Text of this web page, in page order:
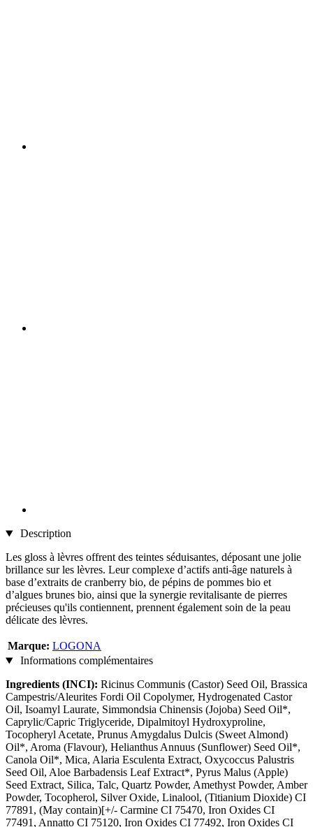
Description
Les gloss à lèvres offrent des teintes séduisantes, déposant une jolie
brillance sur les lèvres. Leur complexe d’actifs anti-âge naturels à
base d’extraits de cranberry bio, de pépins de pommes bio et
d’algues brunes bio, ainsi que la synergie revitalisante de pierres
précieuses qu'ils contiennent, prennent également soin de la peau
délicate des lèvres.
Marque: LOGONA
Informations complémentaires
Ingredients (INCI): Ricinus Communis (Castor) Seed Oil, Brassica
Campestris/Aleurites Fordi Oil Copolymer, Hydrogenated Castor
Oil, Isoamyl Laurate, Simmondsia Chinensis (Jojoba) Seed Oil*,
Caprylic/Capric Triglyceride, Dipalmitoyl Hydroxyproline,
Tocopheryl Acetate, Prunus Amygdalus Dulcis (Sweet Almond)
Oil*, Aroma (Flavour), Helianthus Annuus (Sunflower) Seed Oil*,
Canola Oil*, Mica, Alaria Esculenta Extract, Oxycoccus Palustris
Seed Oil, Aloe Barbadensis Leaf Extract*, Pyrus Malus (Apple)
Seed Extract, Silica, Talc, Quartz Powder, Amethyst Powder, Amber
Powder, Tocopherol, Silver Oxide, Linalool, (Titianium Dioxide) CI
77891, (May contain)[+/- Carmine CI 75470, Iron Oxides CI
77491, Annatto CI 75120, Iron Oxides CI 77492, Iron Oxides CI